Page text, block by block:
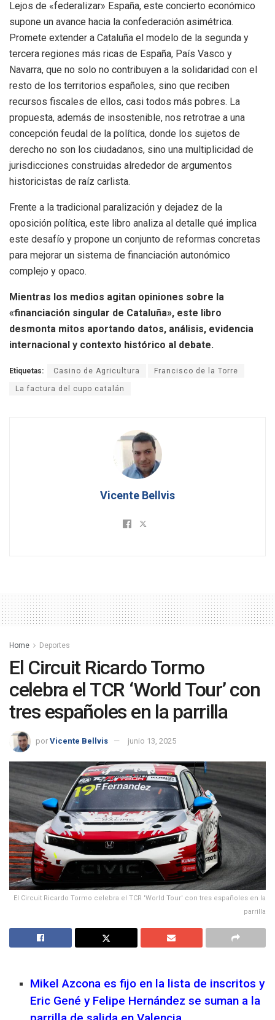
Lejos de «federalizar» España, este concierto económico
supone un avance hacia la confederación asimétrica.
Promete extender a Cataluña el modelo de la segunda y
tercera regiones más ricas de España, País Vasco y
Navarra, que no solo no contribuyen a la solidaridad con el
resto de los territorios españoles, sino que reciben
recursos fiscales de ellos, casi todos más pobres. La
propuesta, además de insostenible, nos retrotrae a una
concepción feudal de la política, donde los sujetos de
derecho no son los ciudadanos, sino una multiplicidad de
jurisdicciones construidas alrededor de argumentos
historicistas de raíz carlista.
Frente a la tradicional paralización y dejadez de la
oposición política, este libro analiza al detalle qué implica
este desafío y propone un conjunto de reformas concretas
para mejorar un sistema de financiación autonómico
complejo y opaco.
Mientras los medios agitan opiniones sobre la
«financiación singular de Cataluña», este libro
desmonta mitos aportando datos, análisis, evidencia
internacional y contexto histórico al debate.
Etiquetas: Casino de Agricultura Francisco de la Torre
La factura del cupo catalán
Vicente Bellvis
Home Deportes
El Circuit Ricardo Tormo
celebra el TCR ‘World Tour’ con
tres españoles en la parrilla
por Vicente Bellvis junio 13, 2025
El Circuit Ricardo Tormo celebra el TCR 'World Tour' con tres españoles en la
parrilla
Mikel Azcona es fijo en la lista de inscritos y
Eric Gené y Felipe Hernández se suman a la